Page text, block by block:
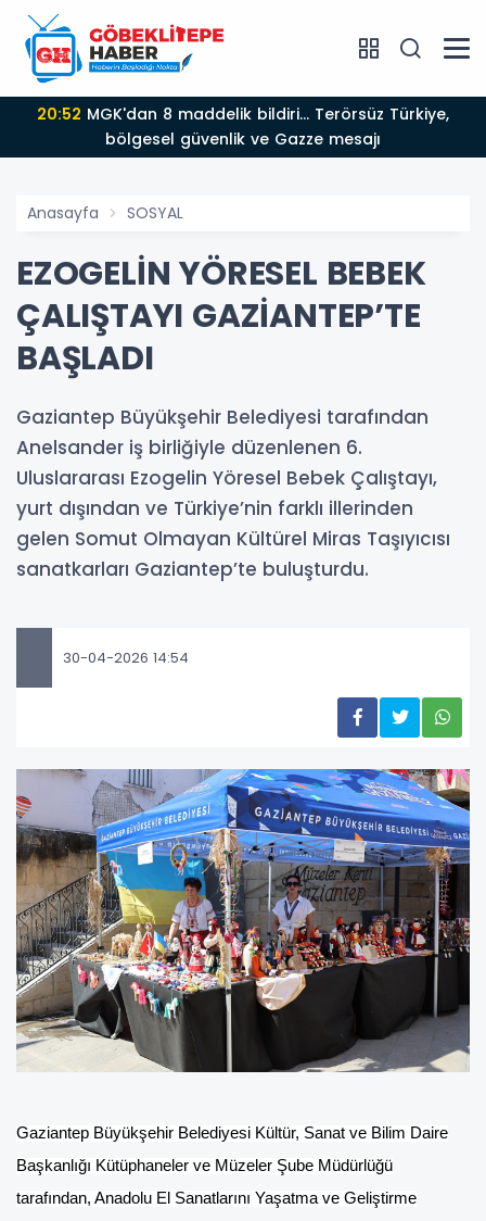
20:52
bölgesel güvenlik ve Gazze mesajı
Anasayfa SOSYAL
EZOGELİN YÖRESEL BEBEK
ÇALIŞTAYI GAZİANTEP’TE
BAŞLADI
Gaziantep Büyükşehir Belediyesi tarafından
Anelsander iş birliğiyle düzenlenen 6.
Uluslararası Ezogelin Yöresel Bebek Çalıştayı,
yurt dışından ve Türkiye’nin farklı illerinden
gelen Somut Olmayan Kültürel Miras Taşıyıcısı
sanatkarları Gaziantep’te buluşturdu.
30-04-2026 14:54
Gaziantep Büyükşehir Belediyesi Kültür, Sanat ve Bilim Daire
Başkanlığı Kütüphaneler ve Müzeler Şube Müdürlüğü
tarafından, Anadolu El Sanatlarını Yaşatma ve Geliştirme